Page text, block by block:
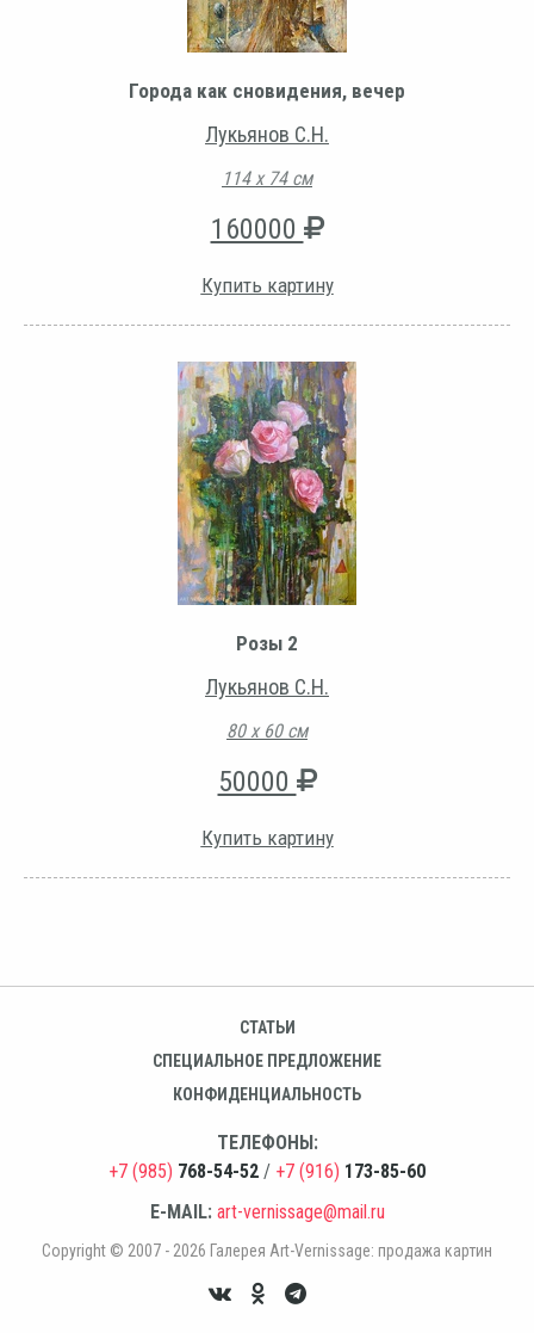
Города как сновидения, вечер
Лукьянов С.Н.
114 х 74 см
160000
Купить картину
Розы 2
Лукьянов С.Н.
80 х 60 см
50000
Купить картину
СТАТЬИ
СПЕЦИАЛЬНОЕ ПРЕДЛОЖЕНИЕ
КОНФИДЕНЦИАЛЬНОСТЬ
ТЕЛЕФОНЫ:
+7 (985) 768-54-52 / +7 (916) 173-85-60
E-MAIL: art-vernissage@mail.ru
Copyright © 2007 - 2026 Галерея Art-Vernissage: продажа картин